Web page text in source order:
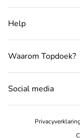
Help
Waarom Topdoek?
Social media